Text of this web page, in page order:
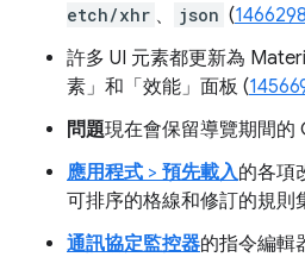
etch/xhr 、 json (1466298
許多 UI 元素都更新為
素」 和「效能」 面板 (
問題現在會保留導覽期間的
應用程式 > 預先載入的各項
可排序的格線和修訂的規則
通訊協定監控器的指令編輯